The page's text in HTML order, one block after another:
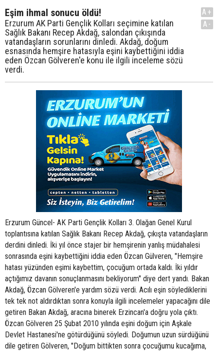
Eşim ihmal sonucu öldü!
Erzurum AK Parti Gençlik Kolları seçimine katılan
Sağlık Bakanı Recep Akdağ, salondan çıkışında
vatandaşların sorunlarını dinledi. Akdağ, doğum
esnasında hemşire hatasıyla eşini kaybettiğini iddia
eden Özcan Gölveren'e konu ile ilgili inceleme sözü
verdi.
A+
A-
Erzurum Güncel- AK Parti Gençlik Kolları 3. Olağan Genel Kurul
toplantısına katılan Sağlık Bakanı Recep Akdağ, çıkışta vatandaşların
derdini dinledi. İki yıl önce stajer bir hemşirenin yanlış müdahalesi
sonrasında eşini kaybettiğini iddia eden Özcan Gülveren, "Hemşire
hatası yüzünden eşimi kaybettim, çocuğum ortada kaldı. İki yıldır
açtığımız davanın sonuçlanmasını bekliyorum" diye dert yandı. Bakan
Akdağ, Özcan Gölveren'e yardım sözü verdi. Acılı eşin söylediklerini
tek tek not aldırdıktan sonra konuyla ilgili incelemeler yapacağını dile
getiren Bakan Akdağ, aracına binerek Erzincan'a doğru yola çıktı.
Özcan Gölveren 25 Şubat 2010 yılında eşini doğum için Aşkale
Devlet Hastanesi'ne götürdüğünü söyledi. Doğumun uzun sürdüğünü
dile getiren Gölveren, "Doğum bittikten sonra çocuğumu kucağıma,